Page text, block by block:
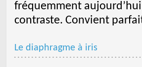
fréquemment
contraste. Convient
Le diaphragme à iris